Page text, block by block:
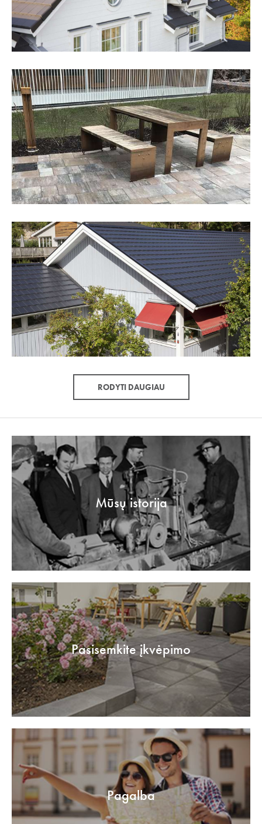
RODYTI DAUGIAU
Mūsų istorija
Pasisemkite įkvėpimo
Pagalba